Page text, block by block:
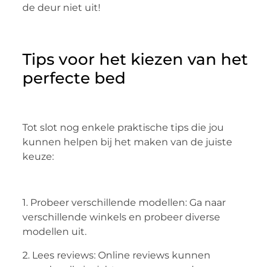
de deur niet uit!
Tips voor het kiezen van het
perfecte bed
Tot slot nog enkele praktische tips die jou
kunnen helpen bij het maken van de juiste
keuze:
1. Probeer verschillende modellen: Ga naar
verschillende winkels en probeer diverse
modellen uit.
2. Lees reviews: Online reviews kunnen